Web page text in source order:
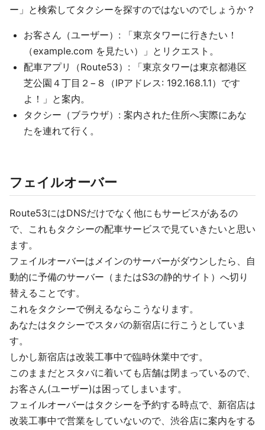
ー」と検索してタクシーを探すのではないのでしょうか？
お客さん（ユーザー）: 「東京タワーに行きたい！
（example.com を見たい）」とリクエスト。
配車アプリ（Route53）: 「東京タワーは東京都港区
芝公園４丁目２−８（IPアドレス: 192.168.1.1）です
よ！」と案内。
タクシー（ブラウザ）: 案内された住所へ実際にあな
たを連れて行く。
フェイルオーバー
Route53にはDNSだけでなく他にもサービスがあるの
で、これもタクシーの配車サービスで見ていきたいと思い
ます。
フェイルオーバーはメインのサーバーがダウンしたら、自
動的に予備のサーバー（またはS3の静的サイト）へ切り
替えることです。
これをタクシーで例えるならこうなります。
あなたはタクシーでスタバの新宿店に行こうとしていま
す。
しかし新宿店は改装工事中で臨時休業中です。
このままだとスタバに着いても店舗は閉まっているので、
お客さん(ユーザー)は困ってしまいます。
フェイルオーバーはタクシーを予約する時点で、新宿店は
改装工事中で営業をしていないので、渋谷店に案内をする